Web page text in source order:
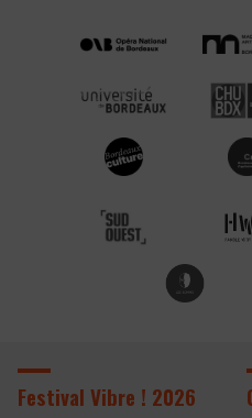
Festival Vibre ! 2026